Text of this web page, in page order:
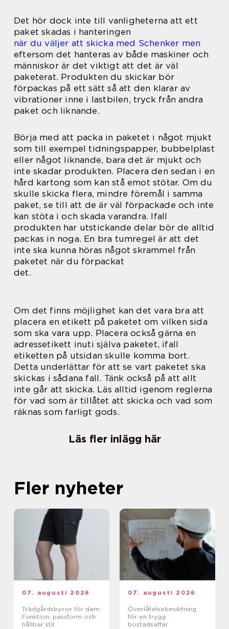
Det hör dock inte till vanligheterna att ett
paket skadas i hanteringen
när du väljer att skicka med Schenker men
eftersom det hanteras av både maskiner och
människor är det viktigt att det är väl
paketerat. Produkten du skickar bör
förpackas på ett sätt så att den klarar av
vibrationer inne i lastbilen, tryck från andra
paket och liknande.
Börja med att packa in paketet i något mjukt
som till exempel tidningspapper, bubbelplast
eller något liknande, bara det är mjukt och
inte skadar produkten. Placera den sedan i en
hård kartong som kan stå emot stötar. Om du
skulle skicka flera, mindre föremål i samma
paket, se till att de är väl förpackade och inte
kan stöta i och skada varandra. Ifall
produkten har utstickande delar bör de alltid
packas in noga. En bra tumregel är att det
inte ska kunna höras något skrammel från
paketet när du förpackat
det.
Om det finns möjlighet kan det vara bra att
placera en etikett på paketet om vilken sida
som ska vara upp. Placera också gärna en
adressetikett inuti själva paketet, ifall
etiketten på utsidan skulle komma bort.
Detta underlättar för att se vart paketet ska
skickas i sådana fall. Tänk också på att allt
inte går att skicka. Läs alltid igenom reglerna
för vad som är tillåtet att skicka och vad som
räknas som farligt gods.
Läs fler inlägg här
Fler nyheter
07. augusti 2026
Trädgårdsbyxor för dam:
Funktion, passform och
hållbar stil
07. augusti 2026
Överlåtelsebesiktning
för en trygg
bostadsaffär